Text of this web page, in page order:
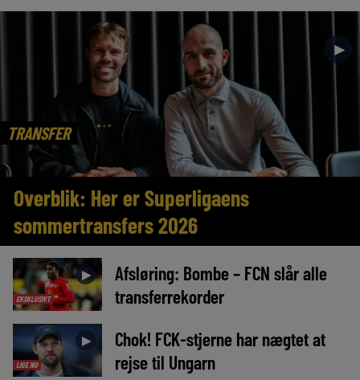
TRANSFER
►
Overblik: Her er Superligaens
sommertransfers 2026
EKSKLUSIVT
►
Afsløring: Bombe – FCN slår alle
transferrekorder
LIGE NU
►
Chok! FCK-stjerne har nægtet at
rejse til Ungarn